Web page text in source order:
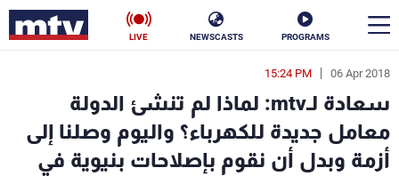
PROGRAMS
NEWSCASTS
LIVE
06 Apr 2018
15:24 PM
سعادة لـmtv: لماذا لم تنشئ الدولة
معامل جديدة للكهرباء؟ واليوم وصلنا إلى
أزمة وبدل أن نقوم بإصلاحات بنيوية في
en
الأخبار
سياسة ناس